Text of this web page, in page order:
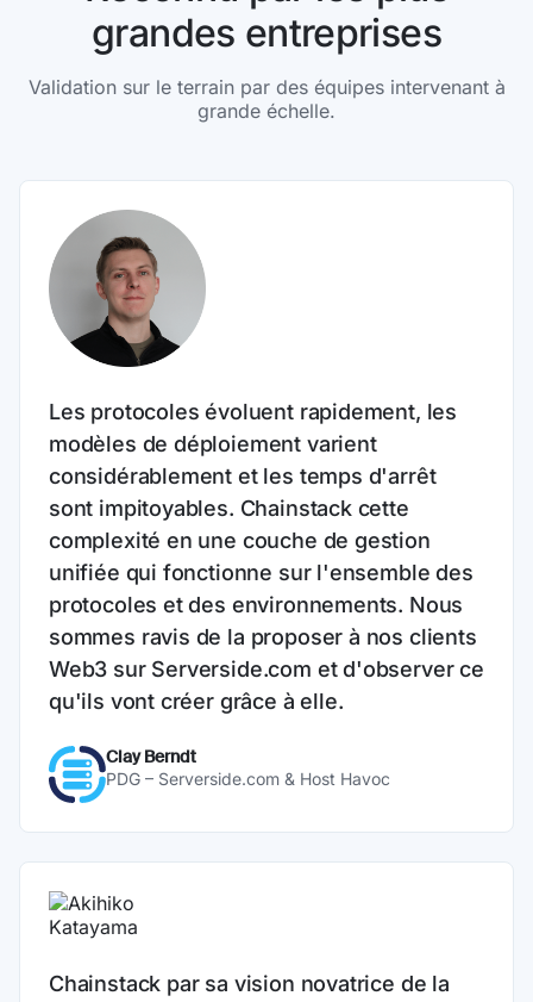
grandes entreprises
Validation sur le terrain par des équipes intervenant à
grande échelle.
Les protocoles évoluent rapidement, les
modèles de déploiement varient
considérablement et les temps d'arrêt
sont impitoyables. Chainstack cette
complexité en une couche de gestion
unifiée qui fonctionne sur l'ensemble des
protocoles et des environnements. Nous
sommes ravis de la proposer à nos clients
Web3 sur Serverside.com et d'observer ce
qu'ils vont créer grâce à elle.
Clay Berndt
PDG – Serverside.com & Host Havoc
Chainstack par sa vision novatrice de la